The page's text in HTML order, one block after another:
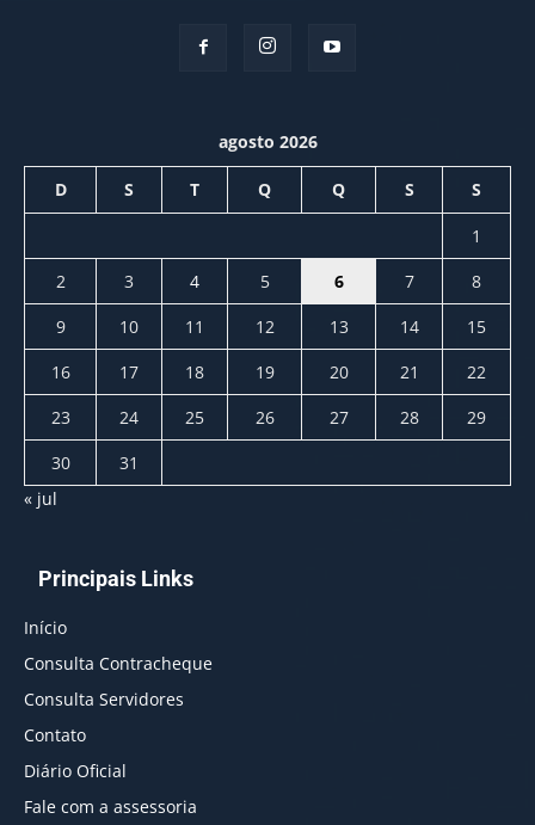
agosto 2026
D S T Q Q S S
1
2
3 4 5 6 7
8
9
10 11 12 13 14
15
16
17 18 19 20 21
22
23
24 25 26 27 28
29
30
31
« jul
Principais Links
Início
Consulta Contracheque
Consulta Servidores
Contato
Diário Oficial
Fale com a assessoria